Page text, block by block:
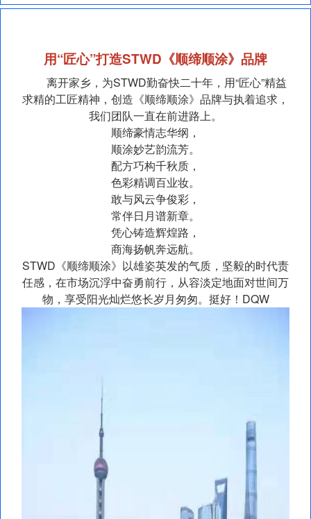
用“匠心”打造STWD《顺缔顺涂》品牌
离开家乡，为STWD勤奋快二十年，用“匠心”精益
求精的工匠精神，创造《顺缔顺涂》品牌与执着追求，
我们团队一直在前进路上。
顺缔豪情志华纲，
顺涂妙艺韵流芳。
配方巧构千秋质，
色彩精调百业妆。
敢与风云争俊彩，
常伴日月谱新章。
凭心铸造辉煌路，
商海扬帆奔远航。
STWD《顺缔顺涂》以雄姿英发的气质，坚毅的时代责
任感，在市场沉浮中奋勇前行，从容淡定地面对世间万
物，享受阳光灿烂悠长岁月匆匆。挺好！DQW